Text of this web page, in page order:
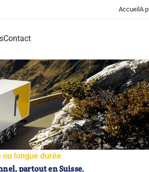
Accueil A
Contact
ou longue durée
partout en Suisse.